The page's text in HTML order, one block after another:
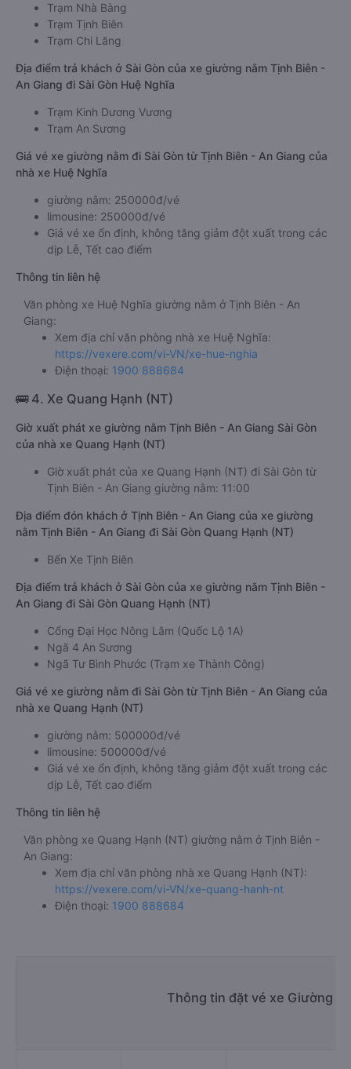
Trạm Nhà Bàng
Trạm Tịnh Biên
Trạm Chi Lăng
Địa điểm trả khách ở Sài Gòn của xe giường nằm Tịnh Biên -
An Giang đi Sài Gòn Huệ Nghĩa
Trạm Kinh Dương Vương
Trạm An Sương
Giá vé xe giường nằm đi Sài Gòn từ Tịnh Biên - An Giang của
nhà xe Huệ Nghĩa
giường nằm: 250000đ/vé
limousine: 250000đ/vé
Giá vé xe ổn định, không tăng giảm đột xuất trong các
dịp Lễ, Tết cao điểm
Thông tin liên hệ
Văn phòng xe Huệ Nghĩa giường nằm ở Tịnh Biên - An
Giang:
Xem địa chỉ văn phòng nhà xe Huệ Nghĩa:
https://vexere.com/vi-VN/xe-hue-nghia
Điện thoại: 1900 888684
🚌 4. Xe Quang Hạnh (NT)
Giờ xuất phát xe giường nằm Tịnh Biên - An Giang Sài Gòn
của nhà xe Quang Hạnh (NT)
Giờ xuất phát của xe Quang Hạnh (NT) đi Sài Gòn từ
Tịnh Biên - An Giang giường nằm: 11:00
Địa điểm đón khách ở Tịnh Biên - An Giang của xe giường
nằm Tịnh Biên - An Giang đi Sài Gòn Quang Hạnh (NT)
Bến Xe Tịnh Biên
Địa điểm trả khách ở Sài Gòn của xe giường nằm Tịnh Biên -
An Giang đi Sài Gòn Quang Hạnh (NT)
Cổng Đại Học Nông Lâm (Quốc Lộ 1A)
Ngã 4 An Sương
Ngã Tư Bình Phước (Trạm xe Thành Công)
Giá vé xe giường nằm đi Sài Gòn từ Tịnh Biên - An Giang của
nhà xe Quang Hạnh (NT)
giường nằm: 500000đ/vé
limousine: 500000đ/vé
Giá vé xe ổn định, không tăng giảm đột xuất trong các
dịp Lễ, Tết cao điểm
Thông tin liên hệ
Văn phòng xe Quang Hạnh (NT) giường nằm ở Tịnh Biên -
An Giang:
Xem địa chỉ văn phòng nhà xe Quang Hạnh (NT):
https://vexere.com/vi-VN/xe-quang-hanh-nt
Điện thoại: 1900 888684
Thông tin đặt vé xe Giường